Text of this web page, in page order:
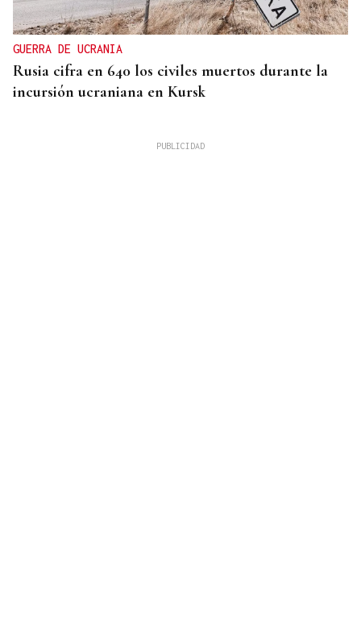
GUERRA DE UCRANIA
Rusia cifra en 640 los civiles muertos durante la
incursión ucraniana en Kursk